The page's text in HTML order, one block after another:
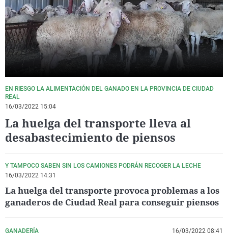
La rosa de los vientos
Gente viajera
Como el perro y el
Caso
Retornados
Equipo de
Operación Viuda
Extremadura
Galicia
La Rioja
Navarra
País Vasco
Virales
Televisión
Elecciones
EN RIESGO LA ALIMENTACIÓN DEL GANADO EN LA PROVINCIA DE CIUDAD
REAL
16/03/2022 15:04
La huelga del transporte lleva al
desabastecimiento de piensos
Y TAMPOCO SABEN SIN LOS CAMIONES PODRÁN RECOGER LA LECHE
16/03/2022 14:31
La huelga del transporte provoca problemas a los
ganaderos de Ciudad Real para conseguir piensos
GANADERÍA 16/03/2022 08:41